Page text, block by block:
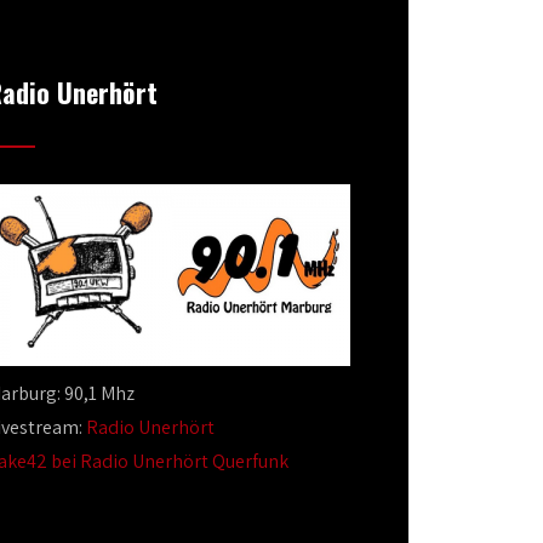
Unerhört
90,1 Mhz
Radio Unerhört
bei Radio Unerhört Querfunk